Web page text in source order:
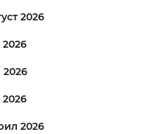
2026
2026
2026
2026
2026